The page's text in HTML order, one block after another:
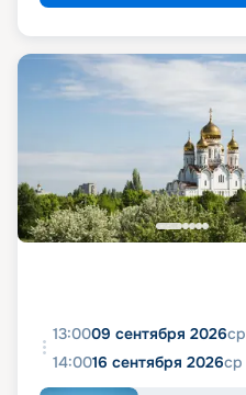
13:0009 сентября 2026ср
14:0016 сентября 2026ср